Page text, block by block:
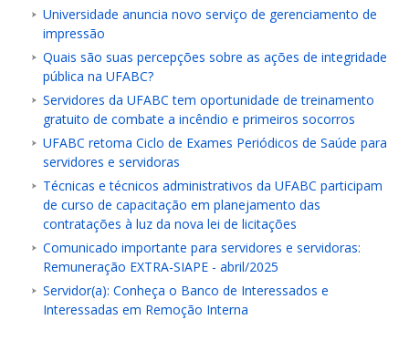
Universidade anuncia novo serviço de gerenciamento de
impressão
Quais são suas percepções sobre as ações de integridade
pública na UFABC?
Servidores da UFABC tem oportunidade de treinamento
gratuito de combate a incêndio e primeiros socorros
UFABC retoma Ciclo de Exames Periódicos de Saúde para
servidores e servidoras
Técnicas e técnicos administrativos da UFABC participam
de curso de capacitação em planejamento das
contratações à luz da nova lei de licitações
Comunicado importante para servidores e servidoras:
Remuneração EXTRA-SIAPE - abril/2025
Servidor(a): Conheça o Banco de Interessados e
Interessadas em Remoção Interna